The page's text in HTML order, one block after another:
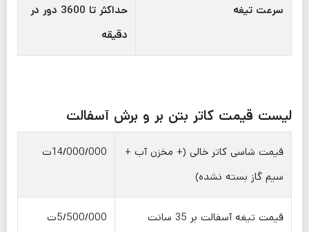
سرعت تیغه
حداکثر تا 3600 دور در
دقیقه
لیست قیمت کاتر بتن بر و برش آسفالت
قیمت شاسی کاتر خالی (+ مخزن آب +
سیم گاز بسته نشده)
14/000/000ت
قیمت تیغه آسفالت بر 35 سانت
5/500/000ت